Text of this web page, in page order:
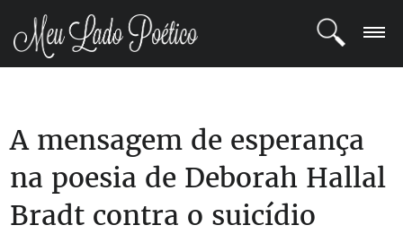
REGISTRO
POETAS
BLOG
A mensagem de esperança
na poesia de Deborah Hallal
Bradt contra o suicídio